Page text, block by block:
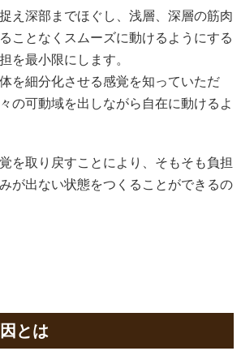
え深部までほぐし、浅層、深層の筋肉
ことなくスムーズに動けるようにする
を最小限にします。
を細分化させる感覚を知っていただ
の可動域を出しながら自在に動けるよ
を取り戻すことにより、そもそも負担
が出ない状態をつくることができるの
とは